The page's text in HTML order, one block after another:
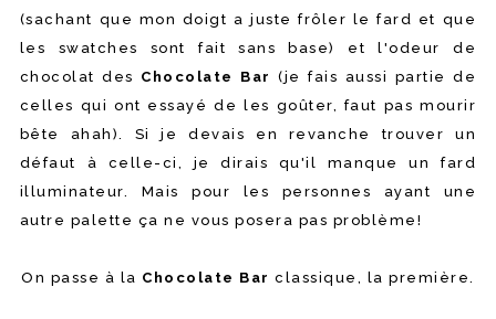
(sachant que mon doigt a juste frôler le fard et que
les swatches sont fait sans base) et l'odeur de
chocolat des Chocolate Bar (je fais aussi partie de
celles qui ont essayé de les goûter, faut pas mourir
bête ahah). Si je devais en revanche trouver un
défaut à celle-ci, je dirais qu'il manque un fard
illuminateur. Mais pour les personnes ayant une
autre palette ça ne vous posera pas problème!
On passe à la Chocolate Bar classique, la première.